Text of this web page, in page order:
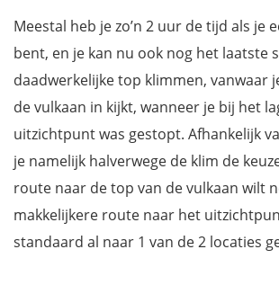
Meestal heb je zo’n 2 uur de tijd als je
bent, en je kan nu ook nog het laatste
daadwerkelijke top klimmen, vanwaar
de vulkaan in kijkt, wanneer je bij het
uitzichtpunt was gestopt. Afhankelijk
je namelijk halverwege de klim de
route naar de top van de vulkaan wilt
makkelijkere route naar het
standaard al naar 1 van de 2 locaties